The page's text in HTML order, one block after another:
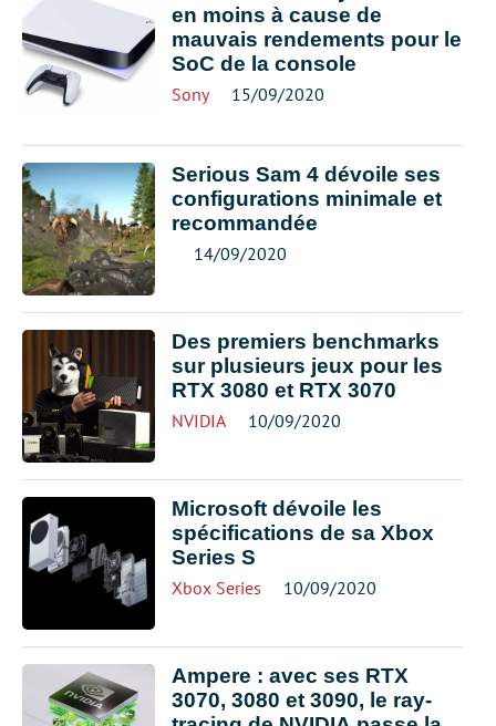
en moins à cause de
mauvais rendements pour le
SoC de la console
Sony 15/09/2020
Serious Sam 4 dévoile ses
configurations minimale et
recommandée
14/09/2020
Des premiers benchmarks
sur plusieurs jeux pour les
RTX 3080 et RTX 3070
NVIDIA 10/09/2020
Microsoft dévoile les
spécifications de sa Xbox
Series S
Xbox Series 10/09/2020
Ampere : avec ses RTX
3070, 3080 et 3090, le ray-